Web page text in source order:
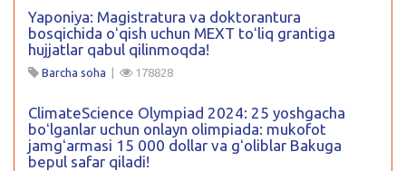
Yaponiya: Magistratura va doktorantura
bosqichida oʻqish uchun MEXT toʻliq grantiga
hujjatlar qabul qilinmoqda!
Barcha soha | 178828
ClimateScience Olympiad 2024: 25 yoshgacha
boʻlganlar uchun onlayn olimpiada: mukofot
jamgʻarmasi 15 000 dollar va gʻoliblar Bakuga
bepul safar qiladi!